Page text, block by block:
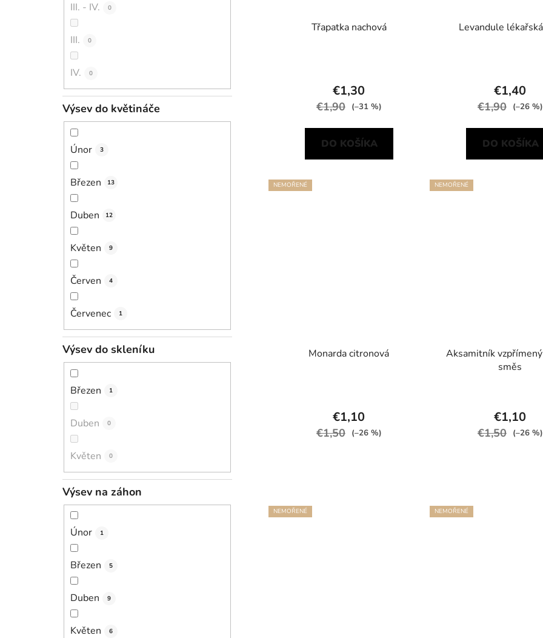
III. - IV. 0
III. 0
IV. 0
Výsev do květináče
Únor 3
Březen 13
Duben 12
Květen 9
Červen 4
Červenec 1
Výsev do skleníku
Březen 1
Duben 0
Květen 0
Výsev na záhon
Únor 1
Březen 5
Duben 9
Květen 6
Třapatka nachová
€1,30
€1,90 (–31 %)
DO KOŠÍKA
Levandule
€1,40
€1,90 (–26 %)
DO KOŠÍKA
NEMOŘENÉ
Monarda citronová
€1,10
€1,50 (–26 %)
NEMOŘENÉ
Aksamitník
směs
€1,10
€1,50 (–26 %)
NEMOŘENÉ NEMOŘENÉ